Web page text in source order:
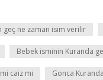
geç ne zaman isim verilir
Bebek isminin Kuranda
caiz mi Gonca